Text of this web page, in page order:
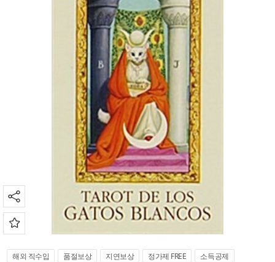
해외 직수입 품절보상 지연보상 정가제 FREE
소득공제